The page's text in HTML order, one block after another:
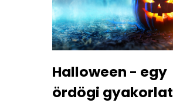
Halloween - egy
ördögi gyakorlat